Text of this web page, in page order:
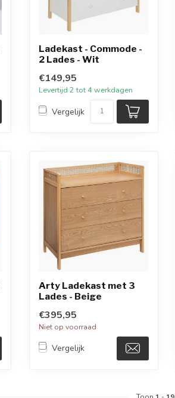
Ladekast - Commode -
2 Lades - Wit
€149,95
Levertijd 2 tot 4 werkdagen
Vergelijk
Arty Ladekast met 3
Lades - Beige
€395,95
Niet op voorraad
Vergelijk